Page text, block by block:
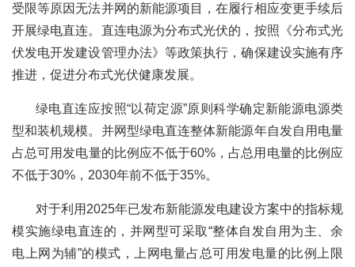
受限等原因无法并网的新能源项目，在履行相应变更手续后
开展绿电直连。直连电源为分布式光伏的，按照《分布式光
伏发电开发建设管理办法》等政策执行，确保建设实施有序
推进，促进分布式光伏健康发展。
绿电直连应按照“以荷定源”原则科学确定新能源电源类
型和装机规模。并网型绿电直连整体新能源年自发自用电量
占总可用发电量的比例应不低于60%，占总用电量的比例应
不低于30%，2030年前不低于35%。
对于利用2025年已发布新能源发电建设方案中的指标规
模实施绿电直连的，并网型可采取“整体自发自用为主、余
电上网为辅”的模式，上网电量占总可用发电量的比例上限